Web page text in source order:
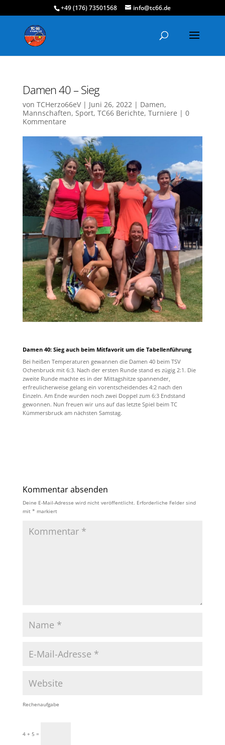
+49 (176) 73501568 info@tc66.de
Damen 40 – Sieg
von TCHerzo66eV| Juni 26, 2022| Damen,
Mannschaften, Sport, TC66 Berichte, Turniere | 0
Kommentare
Damen 40: Sieg auch beim Mitfavorit um die Tabellenführung
Bei heißen Temperaturen gewannen die Damen 40 beim TSV
Ochenbruck mit 6:3. Nach der ersten Runde stand es zügig 2:1. Die
zweite Runde machte es in der Mittagshitze spannender,
erfreulicherweise gelang ein vorentscheidendes 4:2 nach den
Einzeln. Am Ende wurden noch zwei Doppel zum 6:3 Endstand
gewonnen. Nun freuen wir uns auf das letzte Spiel beim TC
Kümmersbruck am nächsten Samstag.
Kommentar absenden
Deine E-Mail-Adresse wird nicht veröffentlicht. Erforderliche Felder sind
mit * markiert
Rechenaufgabe
4 + 5 =